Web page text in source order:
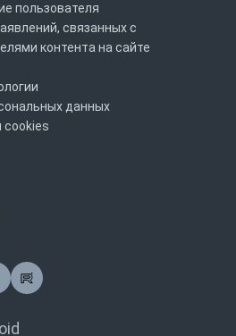
пользователя
связанных с
контента на сайте
данных
cookies